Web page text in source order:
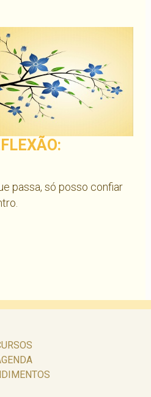
passa, só posso confiar